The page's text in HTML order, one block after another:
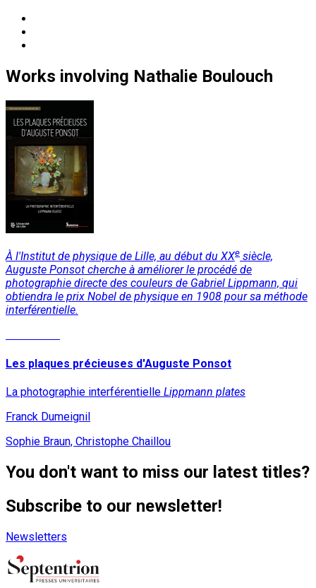
Works involving Nathalie Boulouch
À l'Institut de physique de Lille, au début du XXe siècle,
Auguste Ponsot cherche à améliorer le procédé de
photographie directe des couleurs de Gabriel Lippmann, qui
obtiendra le prix Nobel de physique en 1908 pour sa méthode
interférentielle.
Les plaques précieuses d'Auguste Ponsot
La photographie interférentielle Lippmann plates
Franck Dumeignil
Sophie Braun, Christophe Chaillou
You don't want to miss our latest titles?
Subscribe to our newsletter!
Newsletters